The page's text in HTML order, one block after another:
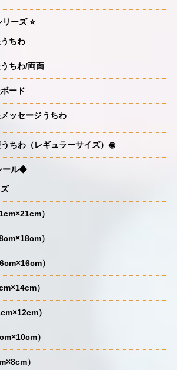
ーズ ⭐️
ちわ
ちわ/両面
ード
ッセージうちわ
ちわ（レギュラーサイズ）◉
ール◆
）
）
）
）
）
）
）